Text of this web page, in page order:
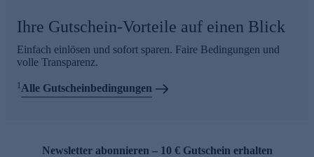
Ihre Gutschein-Vorteile auf einen Blick
Einfach einlösen und sofort sparen. Faire Bedingungen und
volle Transparenz.
1Alle Gutscheinbedingungen
Newsletter abonnieren – 10 € Gutschein erhalten